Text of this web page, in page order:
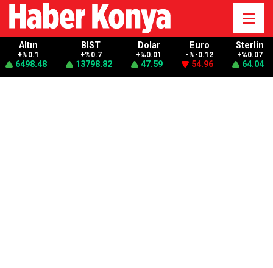
Altın
+%0.1
6498.48
BIST
+%0.7
13798.82
Dolar
+%0.01
47.59
Euro
-%-0.12
54.96
Sterlin
+%0.07
64.04